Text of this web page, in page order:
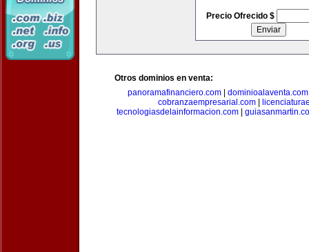
Precio Ofrecido $
Otros dominios en venta:
panoramafinanciero.com
dominioalaventa.com
cobranzaempresarial.com
tecnologiasdelainformacion.com|